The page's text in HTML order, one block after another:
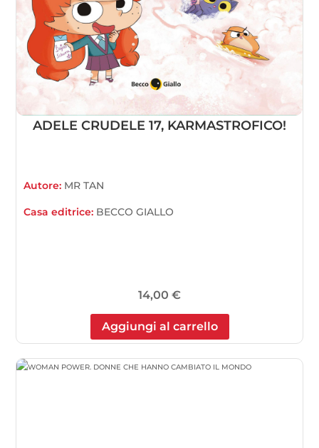
ADELE CRUDELE 17, KARMASTROFICO!
Autore: MR TAN
Casa editrice: BECCO GIALLO
14,00 €
Aggiungi al carrello